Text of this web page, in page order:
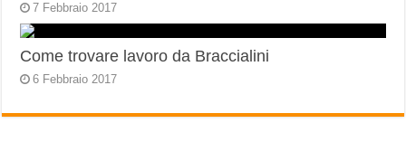
7 Febbraio 2017
Come trovare lavoro da Braccialini
6 Febbraio 2017